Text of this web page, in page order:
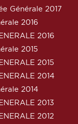
Générale 2017
2016
2016
2015
2015
2014
2014
2013
2012